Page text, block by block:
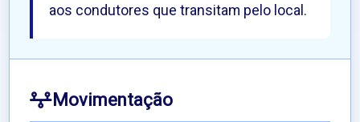
aos condutores que transitam pelo local.
Movimentação